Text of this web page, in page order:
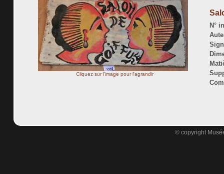
Cliquez sur l'image pour l'agrandir
N°
© copyright